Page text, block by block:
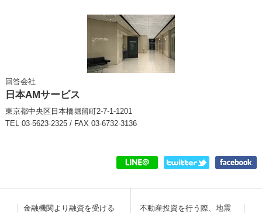
回答会社
日本AMサービス
東京都中央区日本橋堀留町2-7-1-1201
TEL 03-5623-2325 / FAX 03-6732-3136
金融機関より融資を受ける
不動産投資を行う際、地震